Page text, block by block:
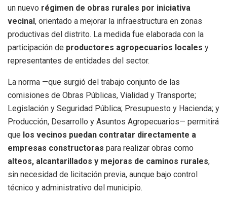
un nuevo régimen de obras rurales por iniciativa
vecinal, orientado a mejorar la infraestructura en zonas
productivas del distrito. La medida fue elaborada con la
participación de productores agropecuarios locales y
representantes de entidades del sector.
La norma —que surgió del trabajo conjunto de las
comisiones de Obras Públicas, Vialidad y Transporte;
Legislación y Seguridad Pública; Presupuesto y Hacienda; y
Producción, Desarrollo y Asuntos Agropecuarios— permitirá
que los vecinos puedan contratar directamente a
empresas constructoras para realizar obras como
alteos, alcantarillados y mejoras de caminos rurales,
sin necesidad de licitación previa, aunque bajo control
técnico y administrativo del municipio.